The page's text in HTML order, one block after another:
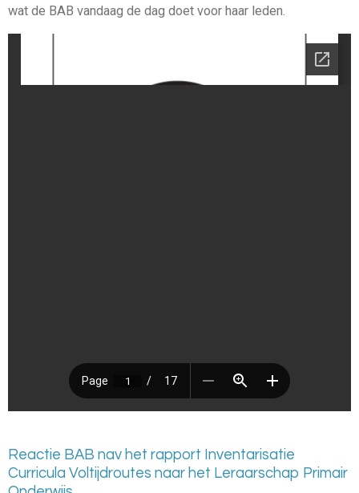
wat de BAB vandaag de dag doet voor haar leden.
Reactie BAB nav het rapport Inventarisatie
Curricula Voltijdroutes naar het Leraarschap Primair